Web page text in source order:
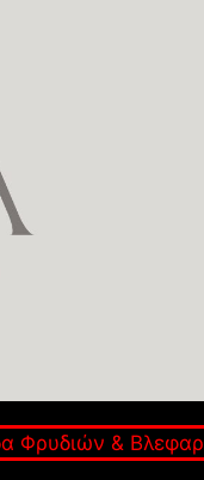
Φρυδιών &